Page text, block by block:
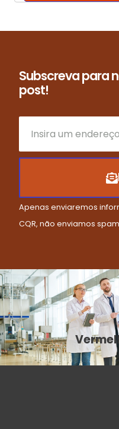
Subscreva para
post!
Apenas enviaremos
CQR, não enviamos